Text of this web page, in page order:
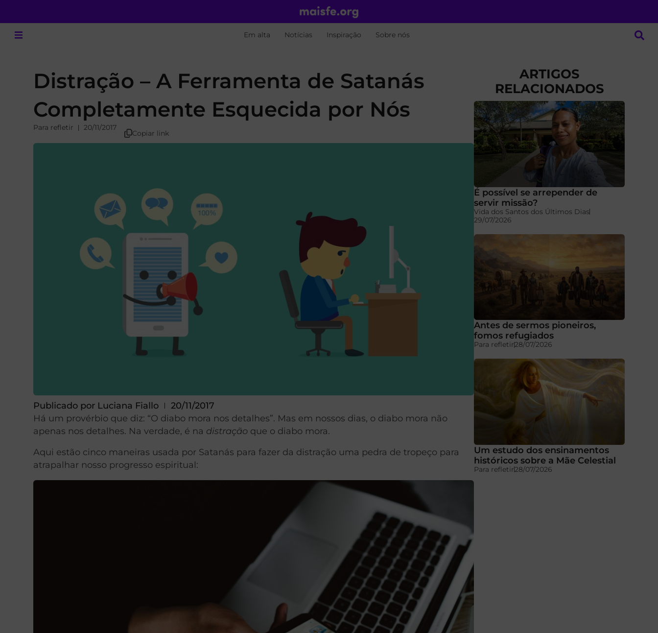
Em alta Notícias Inspiração Sobre nós
Distração – A Ferramenta de Satanás
Completamente Esquecida por Nós
Para refletir 20/11/2017
Copiar link
Publicado por Luciana Fiallo
20/11/2017
Há um provérbio que diz: “O diabo mora nos detalhes”. Mas em nossos dias, o diabo mora não
apenas nos detalhes. Na verdade, é na distração que o diabo mora.
Aqui estão cinco maneiras usada por Satanás para fazer da distração uma pedra de tropeço para
atrapalhar nosso progresso espiritual:
ARTIGOS
RELACIONADOS
É possível se arrepender de
servir missão?
Vida dos Santos dos Últimos Dias
29/07/2026
Antes de sermos pioneiros,
fomos refugiados
Para refletir28/07/2026
Um estudo dos ensinamentos
históricos sobre a Mãe Celestial
Para refletir28/07/2026